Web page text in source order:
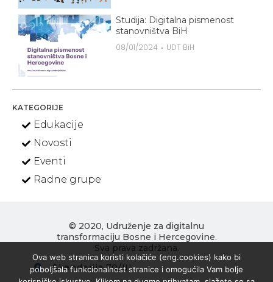
Studija: Digitalna pismenost
stanovništva BiH
08/01/2024 UDT BiH
KATEGORIJE
Edukacije
Novosti
Eventi
Radne grupe
© 2020, Udruženje za digitalnu
transformaciju Bosne i Hercegovine.
Sva prava zadržana.
Skenderija 70/III
Ova web stranica koristi kolačiće (eng.cookies) kako bi
poboljšala funkcionalnost stranice i omogućila Vam bolje